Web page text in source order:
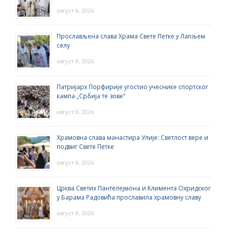
август 8, 2026
Прослављена слава Храма Свете Петке у Лапљем
селу
август 8, 2026
Патријарх Порфирије угостио учеснике спортског
кампа „Србија те зове“
август 8, 2026
Храмовна слава манастира Улије: Светлост вере и
подвиг Свете Петке
август 8, 2026
Црква Светих Пантелејмона и Климента Охридског
у Барама Радовића прославила храмовну славу
август 8, 2026